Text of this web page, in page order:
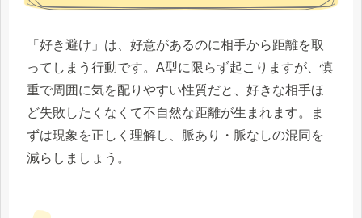
「好き避け」は、好意があるのに相手から距離を取
ってしまう行動です。A型に限らず起こりますが、慎
重で周囲に気を配りやすい性質だと、好きな相手ほ
ど失敗したくなくて不自然な距離が生まれます。ま
ずは現象を正しく理解し、脈あり・脈なしの混同を
減らしましょう。